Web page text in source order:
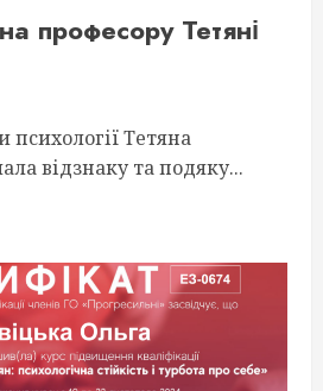
професору Тетяні
Тетяна
відзнаку та подяку...